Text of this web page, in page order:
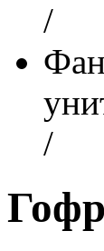
/
/